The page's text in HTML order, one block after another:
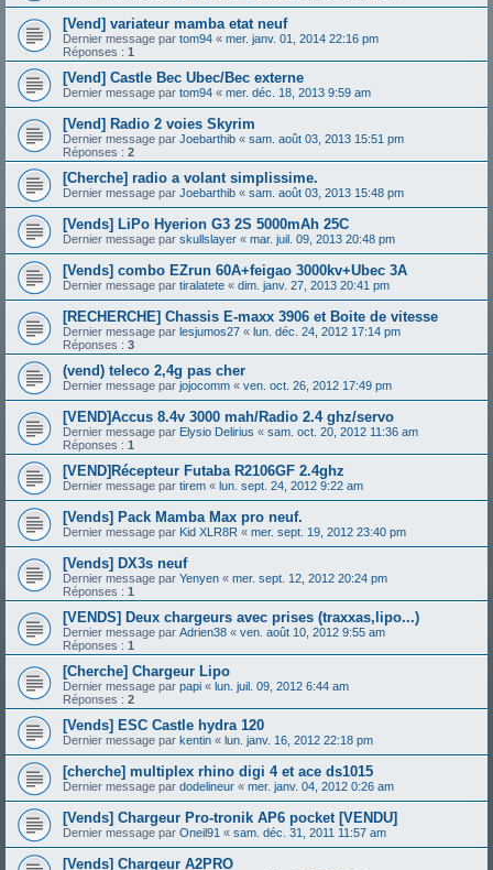
[Vend] variateur mamba etat neuf
Dernier message par tom94 « mer. janv. 01, 2014 22:16 pm
Réponses : 1
[Vend] Castle Bec Ubec/Bec externe
Dernier message par tom94 « mer. déc. 18, 2013 9:59 am
[Vend] Radio 2 voies Skyrim
Dernier message par Joebarthib « sam. août 03, 2013 15:51 pm
Réponses : 2
[Cherche] radio a volant simplissime.
Dernier message par Joebarthib « sam. août 03, 2013 15:48 pm
[Vends] LiPo Hyerion G3 2S 5000mAh 25C
Dernier message par skullslayer « mar. juil. 09, 2013 20:48 pm
[Vends] combo EZrun 60A+feigao 3000kv+Ubec 3A
Dernier message par tiralatete « dim. janv. 27, 2013 20:41 pm
[RECHERCHE] Chassis E-maxx 3906 et Boite de vitesse
Dernier message par lesjumos27 « lun. déc. 24, 2012 17:14 pm
Réponses : 3
(vend) teleco 2,4g pas cher
Dernier message par jojocomm « ven. oct. 26, 2012 17:49 pm
[VEND]Accus 8.4v 3000 mah/Radio 2.4 ghz/servo
Dernier message par Elysio Delirius « sam. oct. 20, 2012 11:36 am
Réponses : 1
[VEND]Récepteur Futaba R2106GF 2.4ghz
Dernier message par tirem « lun. sept. 24, 2012 9:22 am
[Vends] Pack Mamba Max pro neuf.
Dernier message par Kid XLR8R « mer. sept. 19, 2012 23:40 pm
[Vends] DX3s neuf
Dernier message par Yenyen « mer. sept. 12, 2012 20:24 pm
Réponses : 1
[VENDS] Deux chargeurs avec prises (traxxas,lipo...)
Dernier message par Adrien38 « ven. août 10, 2012 9:55 am
Réponses : 1
[Cherche] Chargeur Lipo
Dernier message par papi « lun. juil. 09, 2012 6:44 am
Réponses : 2
[Vends] ESC Castle hydra 120
Dernier message par kentin « lun. janv. 16, 2012 22:18 pm
[cherche] multiplex rhino digi 4 et ace ds1015
Dernier message par dodelineur « mer. janv. 04, 2012 0:26 am
[Vends] Chargeur Pro-tronik AP6 pocket [VENDU]
Dernier message par Oneil91 « sam. déc. 31, 2011 11:57 am
[Vends] Chargeur A2PRO